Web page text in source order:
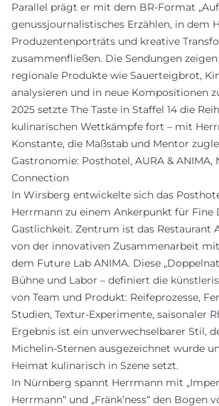
Parallel prägt er mit dem BR-Format
genussjournalistisches Erzählen, in dem
Produzentenporträts und kreative
zusammenfließen. Die Sendungen
regionale Produkte wie Sauerteigbrot,
analysieren und in neue Kompositionen
2025 setzte The Taste in Staffel 14 die
kulinarischen Wettkämpfe fort – mit
Konstante, die Maßstab und Mentor
Gastronomie: Posthotel, AURA & ANIMA,
Connection
In Wirsberg entwickelte sich das
Herrmann zu einem Ankerpunkt für Fine
Gastlichkeit. Zentrum ist das Restaurant
von der innovativen Zusammenarbeit
dem Future Lab ANIMA. Diese
Bühne und Labor – definiert die
von Team und Produkt: Reifeprozesse,
Studien, Textur-Experimente, saisonaler
Ergebnis ist ein unverwechselbarer Stil,
Michelin-Sternen ausgezeichnet wurde
Heimat kulinarisch in Szene setzt.
In Nürnberg spannt Herrmann mit
Herrmann“ und „Fränk’ness“ den Bogen